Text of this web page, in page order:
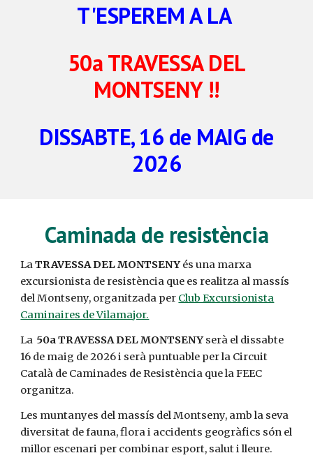
T'ESPEREM A LA
50a TRAVESSA DEL
MONTSENY !!
DISSABTE, 16 de MAIG de
2026
Caminada de resistència
LaTRAVESSA DEL MONTSENYés una marxa
excursionista de resistència que es realitza al massís
del Montseny, organitzada per Club Excursionista
Caminaires de Vilamajor.
La50a TRAVESSA DEL MONTSENYserà el dissabte
16 de maig de 2026 i serà puntuable per la Circuit
Català de Caminades de Resistència que la FEEC
organitza.
Les muntanyes del massís del Montseny, amb la seva
diversitat de fauna, flora i accidents geogràfics són el
millor escenari per combinar esport, salut i lleure.